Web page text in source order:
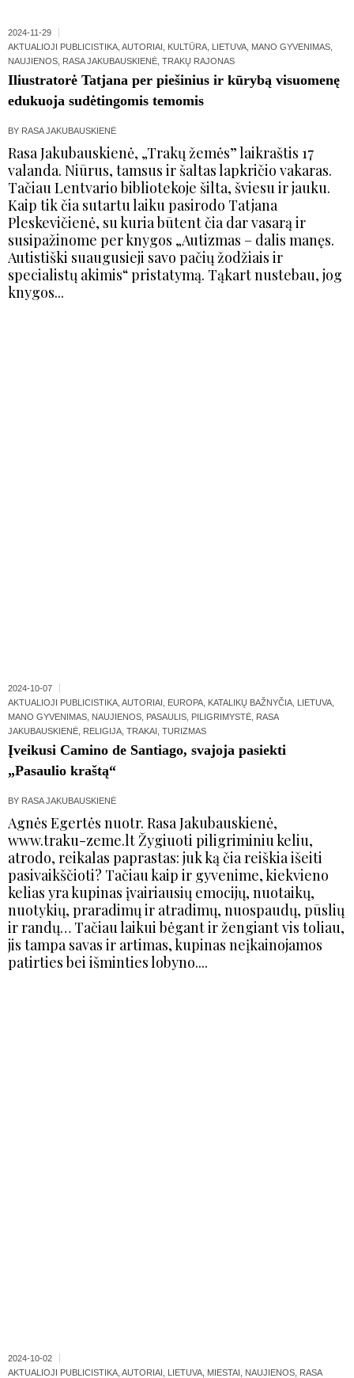
2024-11-29
AKTUALIOJI PUBLICISTIKA AUTORIAI KULTŪRA LIETUVA MANO GYVENIMAS
NAUJIENOS RASA JAKUBAUSKIENĖ TRAKŲ RAJONAS
Iliustratorė Tatjana per piešinius ir kūrybą visuomenę
edukuoja sudėtingomis temomis
BY RASA JAKUBAUSKIENĖ
Rasa Jakubauskienė, „Trakų žemės” laikraštis 17
valanda. Niūrus, tamsus ir šaltas lapkričio vakaras.
Tačiau Lentvario bibliotekoje šilta, šviesu ir jauku.
Kaip tik čia sutartu laiku pasirodo Tatjana
Pleskevičienė, su kuria būtent čia dar vasarą ir
susipažinome per knygos „Autizmas – dalis manęs.
Autistiški suaugusieji savo pačių žodžiais ir
specialistų akimis“ pristatymą. Tąkart nustebau, jog
knygos...
2024-10-07
AKTUALIOJI PUBLICISTIKA AUTORIAI EUROPA KATALIKŲ BAŽNYČIA LIETUVA
MANO GYVENIMAS NAUJIENOS PASAULIS PILIGRIMYSTĖ RASA
JAKUBAUSKIENĖ RELIGIJA TRAKAI TURIZMAS
Įveikusi Camino de Santiago, svajoja pasiekti
„Pasaulio kraštą“
BY RASA JAKUBAUSKIENĖ
Agnės Egertės nuotr. Rasa Jakubauskienė,
www.traku-zeme.lt Žygiuoti piligriminiu keliu,
atrodo, reikalas paprastas: juk ką čia reiškia išeiti
pasivaikščioti? Tačiau kaip ir gyvenime, kiekvieno
kelias yra kupinas įvairiausių emocijų, nuotaikų,
nuotykių, praradimų ir atradimų, nuospaudų, pūslių
ir randų… Tačiau laikui bėgant ir žengiant vis toliau,
jis tampa savas ir artimas, kupinas neįkainojamos
patirties bei išminties lobyno....
2024-10-02
AKTUALIOJI PUBLICISTIKA AUTORIAI LIETUVA MIESTAI NAUJIENOS RASA